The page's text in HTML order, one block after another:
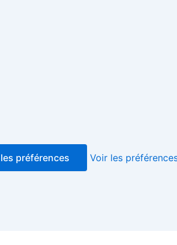
préférences
Voir les